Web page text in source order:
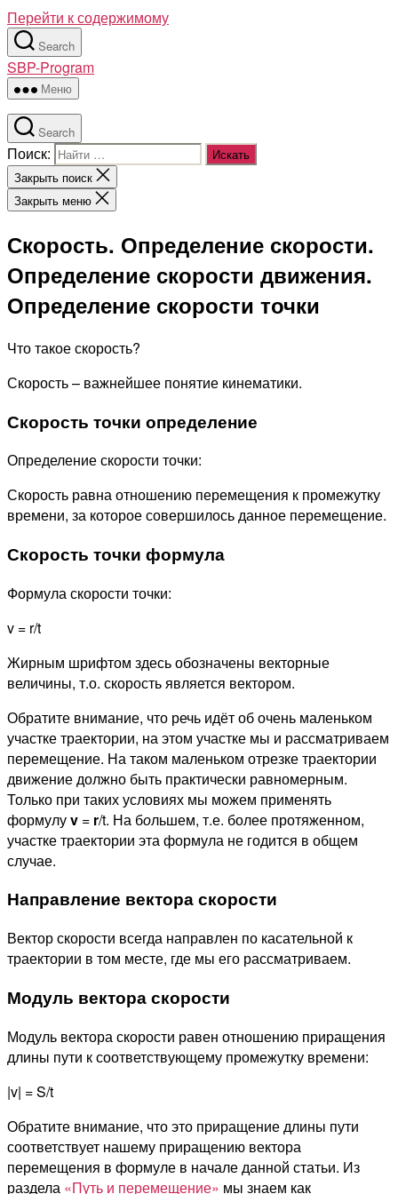
Перейти к содержимому
Search
SBP-Program
Меню
Search
Поиск:
Закрыть поиск
Закрыть меню
Скорость. Определение скорости.
Определение скорости движения.
Определение скорости точки
Что такое скорость?
Скорость – важнейшее понятие кинематики.
Скорость точки определение
Определение скорости точки:
Скорость равна отношению перемещения к промежутку
времени, за которое совершилось данное перемещение.
Скорость точки формула
Формула скорости точки:
v = r/t
Жирным шрифтом здесь обозначены векторные
величины, т.о. скорость является вектором.
Обратите внимание, что речь идёт об очень маленьком
участке траектории, на этом участке мы и рассматриваем
перемещение. На таком маленьком отрезке траектории
движение должно быть практически равномерным.
Только при таких условиях мы можем применять
формулуv = r/t. На большем, т.е. более протяженном,
участке траектории эта формула не годится в общем
случае.
Направление вектора скорости
Вектор скорости всегда направлен по касательной к
траектории в том месте, где мы его рассматриваем.
Модуль вектора скорости
Модуль вектора скорости равен отношению приращения
длины пути к соответствующему промежутку времени:
|v| = S/t
Обратите внимание, что это приращение длины пути
соответствует нашему приращению вектора
перемещения в формуле в начале данной статьи. Из
раздела «Путь и перемещение» мы знаем как